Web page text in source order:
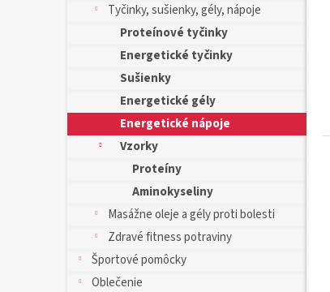
Tyčinky, sušienky, gély, nápoje
Proteínové tyčinky
Energetické tyčinky
Sušienky
Energetické gély
Energetické nápoje
Vzorky
Proteíny
Aminokyseliny
Masážne oleje a gély proti bolesti
Zdravé fitness potraviny
Športové pomôcky
Oblečenie